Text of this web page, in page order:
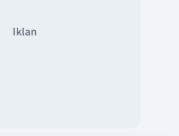
Iklan